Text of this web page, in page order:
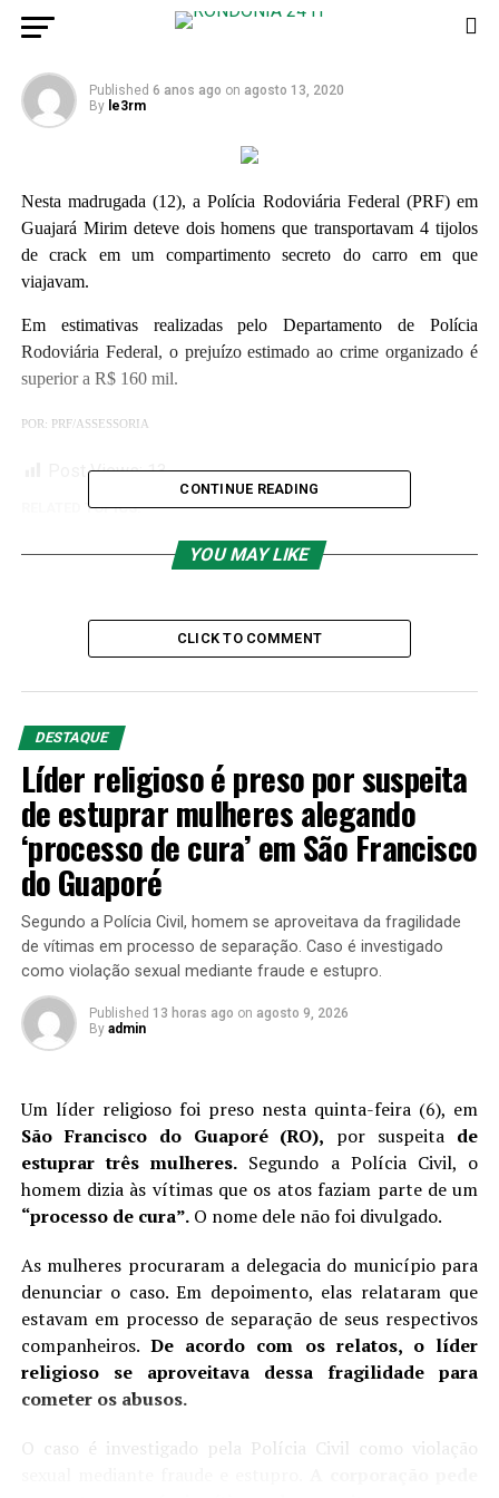
PRF
Published 6 anos ago on agosto 13, 2020
By le3rm
Nesta madrugada (12), a Polícia Rodoviária Federal (PRF) em
Guajará Mirim deteve dois homens que transportavam 4 tijolos
de crack em um compartimento secreto do carro em que
viajavam.
Em estimativas realizadas pelo Departamento de Polícia
Rodoviária Federal, o prejuízo estimado ao crime organizado é
superior a R$ 160 mil.
POR: PRF/ASSESSORIA
Post Views: 13
RELATED TOPICS:
Polícia Federal prende médico de Porto Velho por
DON'T MISS
PRF prende motorista por uso de documento falso em
CONTINUE READING
YOU MAY LIKE
CLICK TO COMMENT
DESTAQUE
Líder religioso é preso por suspeita
de estuprar mulheres alegando
‘processo de cura’ em São Francisco
do Guaporé
Segundo a Polícia Civil, homem se aproveitava da fragilidade
de vítimas em processo de separação. Caso é investigado
como violação sexual mediante fraude e estupro.
Published 13 horas ago on agosto 9, 2026
By admin
Um líder religioso foi preso nesta quinta-feira (6), em
São Francisco do Guaporé (RO), por suspeita de
estuprar três mulheres. Segundo a Polícia Civil, o
homem dizia às vítimas que os atos faziam parte de um
“processo de cura”.O nome dele não foi divulgado.
As mulheres procuraram a delegacia do município para
denunciar o caso. Em depoimento, elas relataram que
estavam em processo de separação de seus respectivos
companheiros. De acordo com os relatos, o líder
religioso se aproveitava dessa fragilidade para
cometer os abusos.
O caso é investigado pela Polícia Civil como violação